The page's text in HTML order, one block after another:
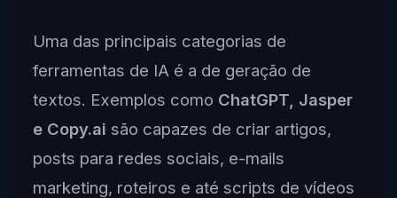
Uma das principais categorias de
ferramentas de IA é a de geração de
textos. Exemplos como ChatGPT, Jasper
e Copy.ai são capazes de criar artigos,
posts para redes sociais, e-mails
marketing, roteiros e até scripts de vídeos